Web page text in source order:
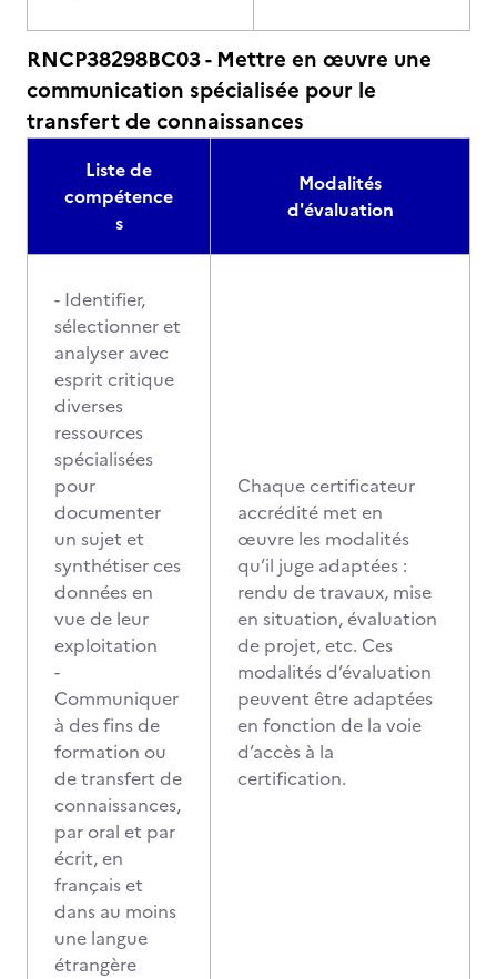
RNCP38298BC03 - Mettre en œuvre une
communication spécialisée pour le
transfert de connaissances
Liste de
compétence
s
Modalités
d'évaluation
- Identifier,
sélectionner et
analyser avec
esprit critique
diverses
ressources
spécialisées
pour
documenter
un sujet et
synthétiser ces
données en
vue de leur
exploitation
-
Communiquer
à des fins de
formation ou
de transfert de
connaissances,
par oral et par
écrit, en
français et
dans au moins
une langue
étrangère
Chaque certificateur
accrédité met en
œuvre les modalités
qu’il juge adaptées :
rendu de travaux, mise
en situation, évaluation
de projet, etc. Ces
modalités d’évaluation
peuvent être adaptées
en fonction de la voie
d’accès à la
certification.